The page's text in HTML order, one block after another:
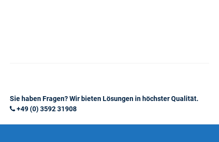
Sie haben Fragen? Wir bieten Lösungen in höchster Qualität.
+49 (0) 3592 31908